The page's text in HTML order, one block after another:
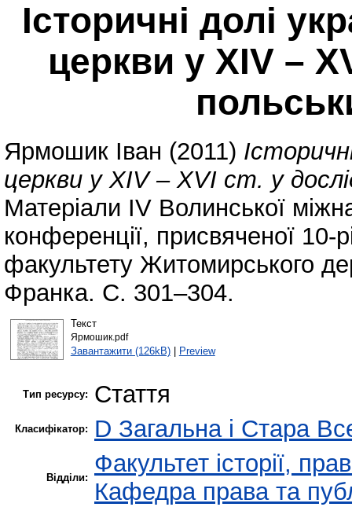
Історичні долі
церкви у ХІV –
Ярмошик Іван (2011)
церкви у ХІV – XVI ст. у
Матеріали IV Волинської
конференції, присвяченої 10-
факультету Житомирського
Франка. С. 301–304.
Текст
Ярмошик.pdf
Завантажити (126kB)| Preview
Тип ресурсу: Стаття
Класифікатор: D Загальна і Стара
Відділи:
Факультет історії,
Кафедра права та